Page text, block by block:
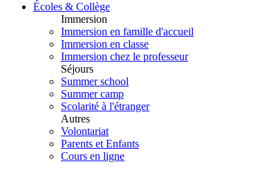
Écoles & Collège
Immersion
Immersion en famille d'accueil
Immersion en classe
Immersion chez le professeur
Séjours
Summer school
Summer camp
Scolarité à l'étranger
Autres
Volontariat
Parents et Enfants
Cours en ligne